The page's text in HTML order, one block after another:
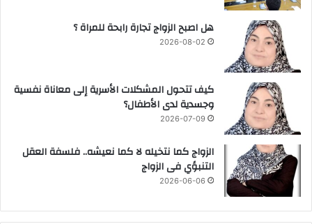
هل اصبح الزواج تجارة رابحة للمراة ؟
2026-08-02
كيف تتحول المشكلات الأسرية إلى معاناة نفسية
وجسدية لدى الأطفال؟
2026-07-09
الزواج كما نتخيله لا كما نعيشه.. فلسفة العقل
التنبؤي فى الزواج
2026-06-06